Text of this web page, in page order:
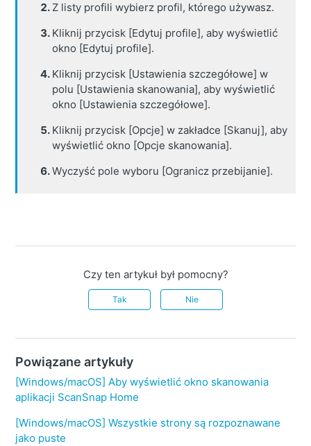
Z listy profili wybierz profil, którego używasz.
Kliknij przycisk [Edytuj profile], aby wyświetlić
okno [Edytuj profile].
Kliknij przycisk [Ustawienia szczegółowe] w
polu [Ustawienia skanowania], aby wyświetlić
okno [Ustawienia szczegółowe].
Kliknij przycisk [Opcje] w zakładce [Skanuj], aby
wyświetlić okno [Opcje skanowania].
Wyczyść pole wyboru [Ogranicz przebijanie].
Czy ten artykuł był pomocny?
Tak Nie
Powiązane artykuły
[Windows/macOS] Aby wyświetlić okno skanowania
aplikacji ScanSnap Home
[Windows/macOS] Wszystkie strony są rozpoznawane
jako puste